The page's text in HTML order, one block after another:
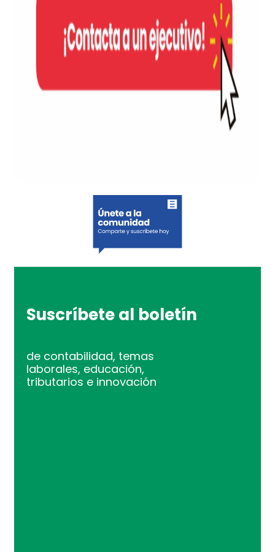
Suscríbete al boletín
de contabilidad, temas
laborales, educación,
tributarios e innovación